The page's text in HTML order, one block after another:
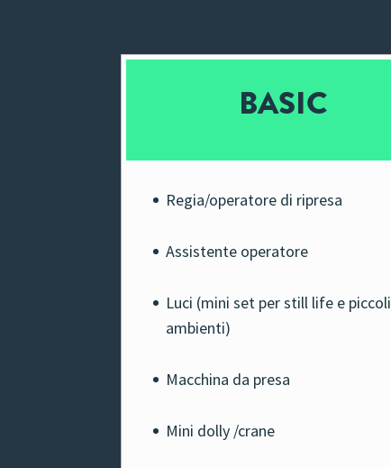
BASIC
Regia/operatore di ripresa
Assistente operatore
Luci (mini set per still life e piccoli
ambienti)
Macchina da presa
Mini dolly /crane